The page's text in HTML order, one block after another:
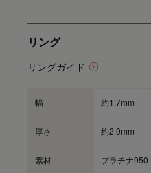
リング
リングガイド
幅 約1.7mm
厚さ 約2.0mm
素材 プラチナ950